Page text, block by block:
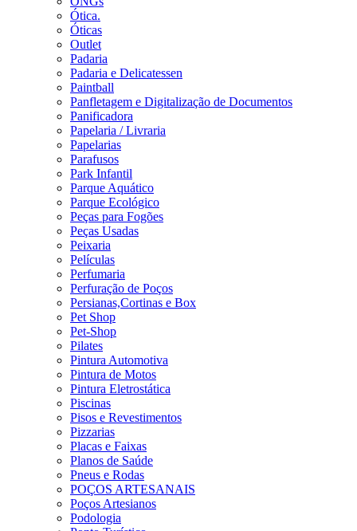
Ótica.
Óticas
Outlet
Padaria
Padaria e Delicatessen
Paintball
Panfletagem e Digitalização de Documentos
Panificadora
Papelaria / Livraria
Papelarias
Parafusos
Park Infantil
Parque Aquático
Parque Ecológico
Peças para Fogões
Peças Usadas
Peixaria
Películas
Perfumaria
Perfuração de Poços
Persianas,Cortinas e Box
Pet Shop
Pet-Shop
Pilates
Pintura Automotiva
Pintura de Motos
Pintura Eletrostática
Piscinas
Pisos e Revestimentos
Pizzarias
Placas e Faixas
Planos de Saúde
Pneus e Rodas
POÇOS ARTESANAIS
Poços Artesianos
Podologia